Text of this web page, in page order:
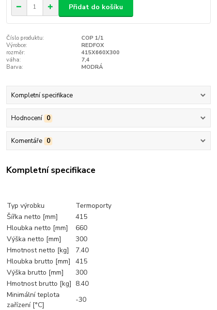
Přidat do košíku
Číslo produktu:
COP 1/1
Výrobce:
REDFOX
rozměr:
415X660X300
váha:
7,4
Barva:
MODRÁ
Kompletní specifikace
Hodnocení 0
Komentáře 0
Kompletní specifikace
Typ výrobku
Termoporty
Šířka netto [mm]
415
Hloubka netto [mm]
660
Výška netto [mm]
300
Hmotnost netto [kg]
7.40
Hloubka brutto [mm]
415
Výška brutto [mm]
300
Hmotnost brutto [kg] 8.40
Minimální teplota
zařízení [°C]
-30